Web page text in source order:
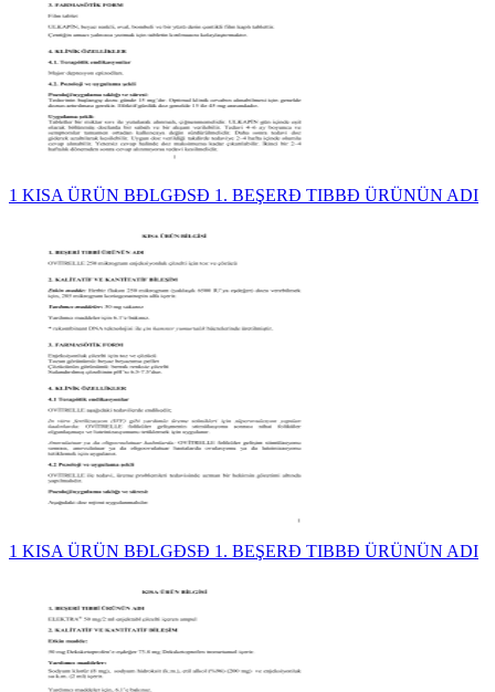
1 KISA ÜRÜN BĐLGĐSĐ 1. BEŞERĐ TIBBĐ ÜRÜNÜN ADI
1 KISA ÜRÜN BĐLGĐSĐ 1. BEŞERĐ TIBBĐ ÜRÜNÜN ADI